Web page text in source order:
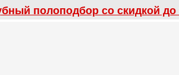
полоподбор со скидкой